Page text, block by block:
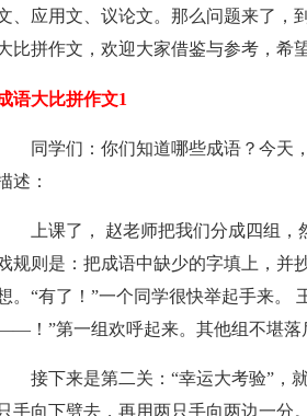
、应用文、议论文。那么问题来了，
比拼作文，欢迎大家借鉴与参考，希
语大比拼作文1
同学们：你们知道哪些成语？今天
述：
上课了， 赵老师把我们分成四组
规则是：把成语中缺少的字填上，
。“有了！”一个同学很快举起手来。
！”第一组欢呼起来。其他组不堪落
接下来是第二关：“幸运大考验”，
只手向下劈去，再用两只手向两边一分